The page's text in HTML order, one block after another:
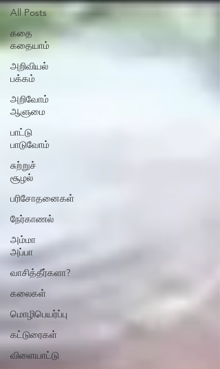
All Posts
கதை
கதையாம்
அறிவியல்
பக்கம்
அறிவோம்
ஆளுமை
பாட்டு
பாடுவோம்
சுற்றுச்
சூழல்
பரிசோதனைகள்
நேர்காணல்
அம்மா
அப்பா
வாசித்தீர்களா?
கலைகள்
மொழிபெயர்ப்பு
கட்டுரைகள்
விளையாட்டு